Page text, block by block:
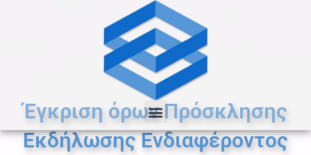
Menu
Έγκριση όρων Πρόσκλησης
Εκδήλωσης Ενδιαφέροντος